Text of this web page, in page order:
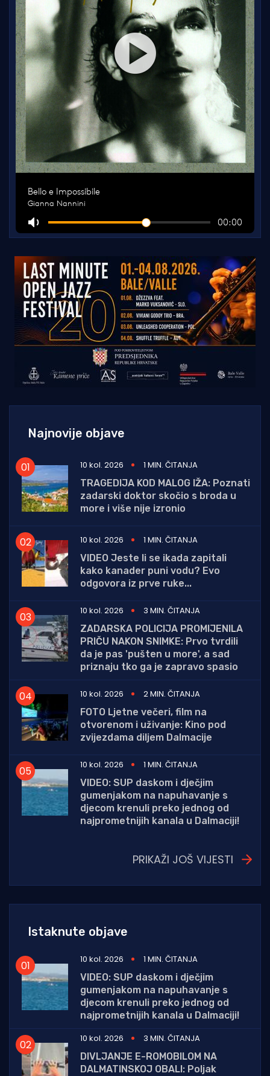
Najnovije objave
10 kol. 2026
1 MIN. ČITANJA
TRAGEDIJA KOD MALOG IŽA: Poznati
zadarski doktor skočio s broda u
more i više nije izronio
10 kol. 2026
1 MIN. ČITANJA
VIDEO Jeste li se ikada zapitali
kako kanader puni vodu? Evo
odgovora iz prve ruke...
10 kol. 2026
3 MIN. ČITANJA
ZADARSKA POLICIJA PROMIJENILA
PRIČU NAKON SNIMKE: Prvo tvrdili
da je pas 'pušten u more', a sad
priznaju tko ga je zapravo spasio
10 kol. 2026
2 MIN. ČITANJA
FOTO Ljetne večeri, film na
otvorenom i uživanje: Kino pod
zvijezdama diljem Dalmacije
10 kol. 2026
1 MIN. ČITANJA
VIDEO: SUP daskom i dječjim
gumenjakom na napuhavanje s
djecom krenuli preko jednog od
najprometnijih kanala u Dalmaciji!
PRIKAŽI JOŠ VIJESTI
Istaknute objave
10 kol. 2026
1 MIN. ČITANJA
VIDEO: SUP daskom i dječjim
gumenjakom na napuhavanje s
djecom krenuli preko jednog od
najprometnijih kanala u Dalmaciji!
10 kol. 2026
3 MIN. ČITANJA
DIVLJANJE E-ROMOBILOM NA
DALMATINSKOJ OBALI: Poljak